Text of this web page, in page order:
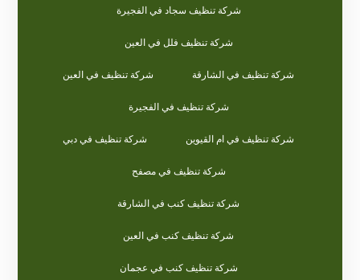
شركة تنظيف سجاد في الفجيرة
شركة تنظيف فلل في العين
شركة تنظيف في الشارقة شركة تنظيف في العين
شركة تنظيف في الفجيرة
شركة تنظيف في ام القيوين شركة تنظيف في دبي
شركة تنظيف في مصفح
شركة تنظيف كنب في الشارقة
شركة تنظيف كنب في العين
شركة تنظيف كنب في عجمان